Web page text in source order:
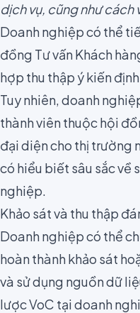
dịch vụ, cũng như cách
Doanh nghiệp có thể
đồng Tư vấn Khách
hợp thu thập ý kiến
Tuy nhiên, doanh
thành viên thuộc hội
đại diện cho thị trường
có hiểu biết sâu sắc về
nghiệp.
Khảo sát và thu thập
Doanh nghiệp có thể
hoàn thành khảo sát
và sử dụng nguồn dữ
lược VoC tại doanh